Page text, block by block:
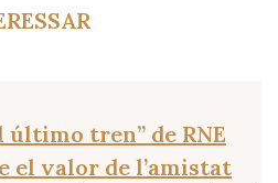
último tren” de RNE
el valor de l’amistat